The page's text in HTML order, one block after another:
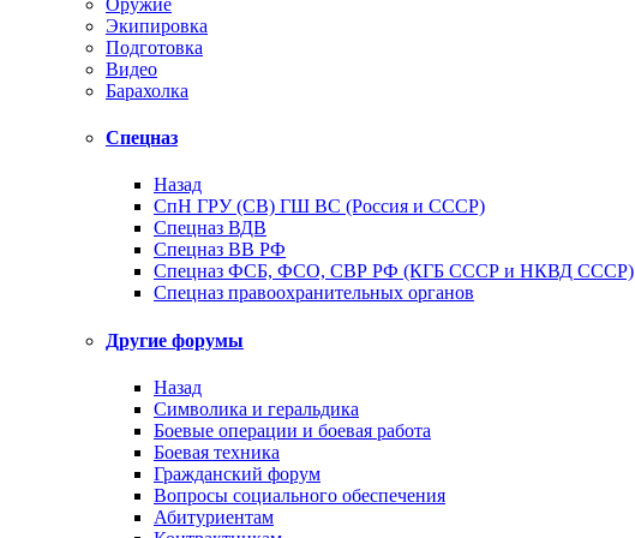
Оружие
Экипировка
Подготовка
Видео
Барахолка
Спецназ
Назад
СпН ГРУ (СВ) ГШ ВС (Россия и СССР)
Спецназ ВДВ
Спецназ ВВ РФ
Спецназ ФСБ, ФСО, СВР РФ (КГБ СССР и НКВД СССР)
Спецназ правоохранительных органов
Другие форумы
Назад
Символика и геральдика
Боевые операции и боевая работа
Боевая техника
Гражданский форум
Вопросы социального обеспечения
Абитуриентам